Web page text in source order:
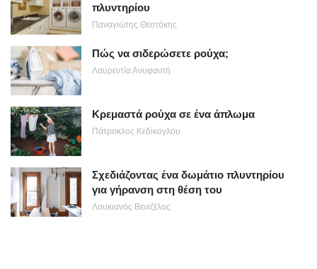
πλυντηρίου
Παναγιώτης Θεοτόκης
Πώς να σιδερώσετε ρούχα;
Λαυρεντία Ανυφαντή
Κρεμαστά ρούχα σε ένα άπλωμα
Πάτροκλος Κεδίκογλου
Σχεδιάζοντας ένα δωμάτιο πλυντηρίου
για γήρανση στη θέση του
Λουκιανός Βενιζέλος